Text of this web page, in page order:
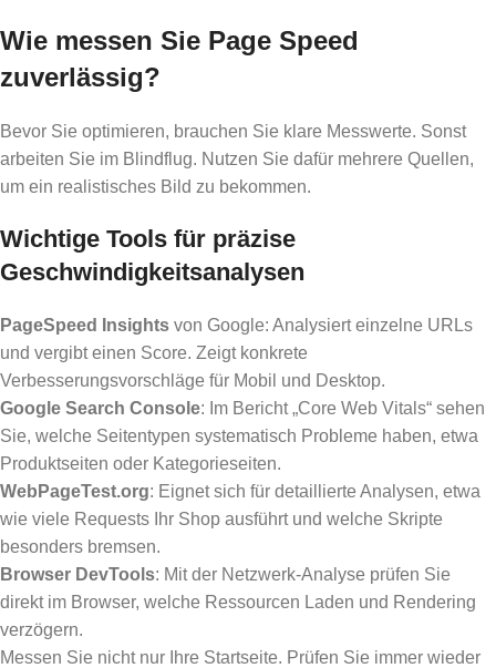
Wie messen Sie Page Speed
zuverlässig?
Bevor Sie optimieren, brauchen Sie klare Messwerte. Sonst
arbeiten Sie im Blindflug. Nutzen Sie dafür mehrere Quellen,
um ein realistisches Bild zu bekommen.
Wichtige Tools für präzise
Geschwindigkeitsanalysen
PageSpeed Insights von Google: Analysiert einzelne URLs
und vergibt einen Score. Zeigt konkrete
Verbesserungsvorschläge für Mobil und Desktop.
Google Search Console: Im Bericht „Core Web Vitals“ sehen
Sie, welche Seitentypen systematisch Probleme haben, etwa
Produktseiten oder Kategorieseiten.
WebPageTest.org: Eignet sich für detaillierte Analysen, etwa
wie viele Requests Ihr Shop ausführt und welche Skripte
besonders bremsen.
Browser DevTools: Mit der Netzwerk-Analyse prüfen Sie
direkt im Browser, welche Ressourcen Laden und Rendering
verzögern.
Messen Sie nicht nur Ihre Startseite. Prüfen Sie immer wieder